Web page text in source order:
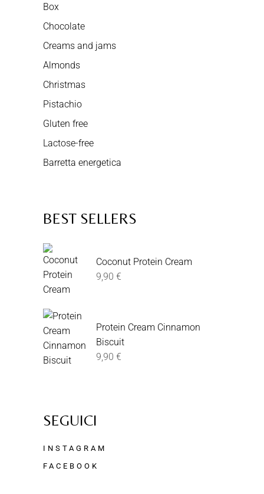
Box
Chocolate
Creams and jams
Almonds
Christmas
Pistachio
Gluten free
Lactose-free
Barretta energetica
BEST SELLERS
Coconut Protein Cream
9,90€
Protein Cream Cinnamon
Biscuit
9,90€
SEGUICI
INSTAGRAM
FACEBOOK